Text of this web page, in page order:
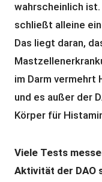
wahrscheinlich ist.
schließt alleine
Das liegt daran,
im Darm vermehrt
und es außer der
Körper für
Viele Tests
Aktivität der DAO